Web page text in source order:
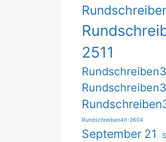
2511
Rundschreiben40-2604
September 21